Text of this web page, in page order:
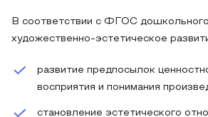
В соответствии с ФГОС
художественно-эстетическое
развитие предпосылок
восприятия и понимания
становление эстетического